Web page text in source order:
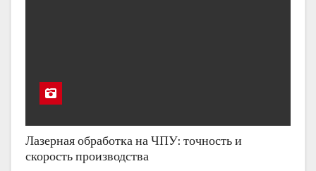
Лазерная обработка на ЧПУ: точность и
скорость производства